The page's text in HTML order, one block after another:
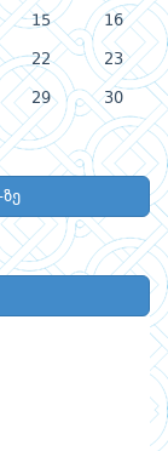
15 16
22 23
29 30